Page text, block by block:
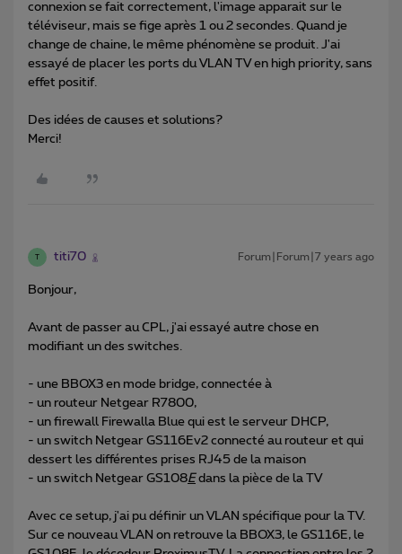
connexion se fait correctement, l'image apparait sur le
téléviseur, mais se fige après 1 ou 2 secondes. Quand je
change de chaine, le même phénomène se produit. J'ai
essayé de placer les ports du VLAN TV en high priority, sans
effet positif.
Des idées de causes et solutions?
Merci!
T titi70 Forum|Forum|7 years ago
Bonjour,
Avant de passer au CPL, j'ai essayé autre chose en
modifiant un des switches.
- une BBOX3 en mode bridge, connectée à
- un routeur Netgear R7800,
- un firewall Firewalla Blue qui est le serveur DHCP,
- un switch Netgear GS116Ev2 connecté au routeur et qui
dessert les différentes prises RJ45 de la maison
- un switch Netgear GS108E dans la pièce de la TV
Avec ce setup, j'ai pu définir un VLAN spécifique pour la TV.
Sur ce nouveau VLAN on retrouve la BBOX3, le GS116E, le